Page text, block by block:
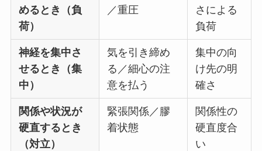
めるとき（負
荷）
／重圧
さによる
負荷
神経を集中さ
せるとき（集
中）
気を引き締め
る／細心の注
意を払う
集中の向
け先の明
確さ
関係や状況が
硬直するとき
（対立）
緊張関係／膠
着状態
関係性の
硬直度合
い